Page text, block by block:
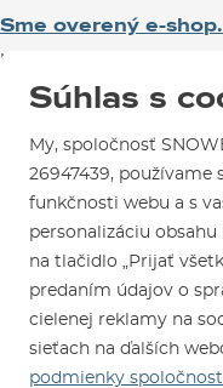
Návody na použitie a
SNOWBOARD ZEZULA
Ako si vybrať vybavenie
Mapa a ako k nám
Servis a opravy
Sme overený e-shop.
Naši spokojní zákazníci nám
Certifikát Overené zákazníkmi
Sme tu
Súhlas s
My, spoločnosť
26947439, používame
funkčnosti webu a s
personalizáciu
na tlačidlo „Prijať
predaním údajov o
cielenej reklamy na
sieťach na ďalších
podmienky